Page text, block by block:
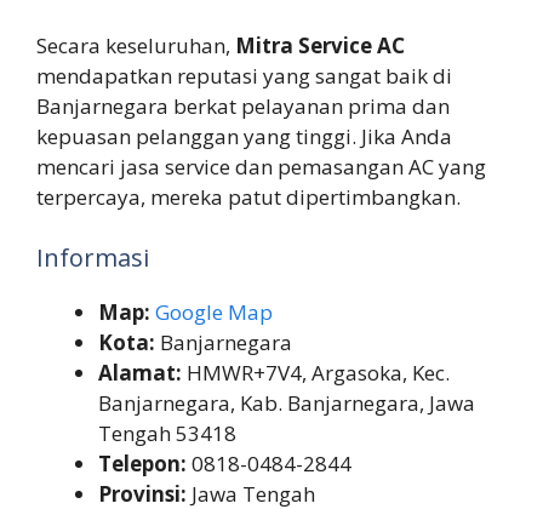
Secara keseluruhan, Mitra Service AC
mendapatkan reputasi yang sangat baik di
Banjarnegara berkat pelayanan prima dan
kepuasan pelanggan yang tinggi. Jika Anda
mencari jasa service dan pemasangan AC yang
terpercaya, mereka patut dipertimbangkan.
Informasi
Map: Google Map
Kota: Banjarnegara
Alamat: HMWR+7V4, Argasoka, Kec.
Banjarnegara, Kab. Banjarnegara, Jawa
Tengah 53418
Telepon: 0818-0484-2844
Provinsi: Jawa Tengah